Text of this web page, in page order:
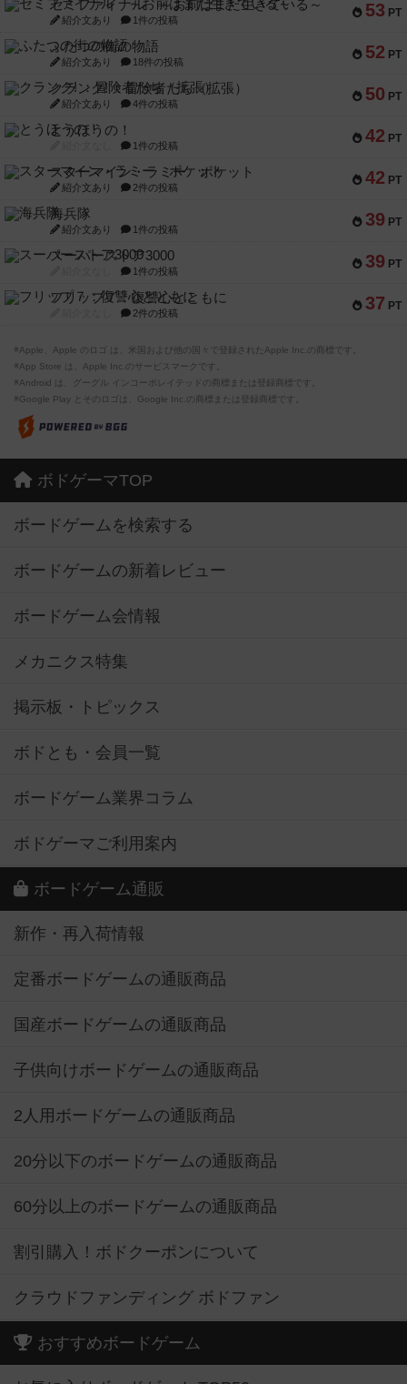
53 PT
セミファイナル ～お前はまだ生きている～
紹介文あり 1件の投稿
52 PT
ふたつの街の物語
紹介文あり 18件の投稿
50 PT
クランク! ：冒険者たち（拡張）
紹介文あり 4件の投稿
42 PT
とうほうの！
1件の投稿
42 PT
スターマイン・ラミー ポケット
紹介文あり 2件の投稿
39 PT
海兵隊
紹介文あり 1件の投稿
39 PT
スーパーストア3000
1件の投稿
37 PT
フリップ７：復讐心とともに
2件の投稿
※Apple、Apple のロゴ は、米国および他の国々で登録されたApple Inc.の商標です。
※App Store は、Apple Inc.のサービスマークです。
※Android は、グーグル インコーポレイテッドの商標または登録商標です。
※Google Play とそのロゴは、Google Inc.の商標または登録商標です。
ボドゲーマTOP
ボードゲームを検索する
ボードゲームの新着レビュー
ボードゲーム会情報
メカニクス特集
掲示板・トピックス
ボドとも・会員一覧
ボードゲーム業界コラム
ボドゲーマご利用案内
ボードゲーム通販
新作・再入荷情報
定番ボードゲームの通販商品
国産ボードゲームの通販商品
子供向けボードゲームの通販商品
2人用ボードゲームの通販商品
20分以下のボードゲームの通販商品
60分以上のボードゲームの通販商品
割引購入！ボドクーポンについて
クラウドファンディング ボドファン
おすすめボードゲーム